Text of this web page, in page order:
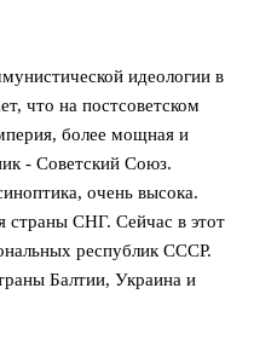
идеологии в
что на постсоветском
более мощная и
- Советский Союз.
очень высока.
страны СНГ. Сейчас в этот
республик СССР.
Балтии, Украина и